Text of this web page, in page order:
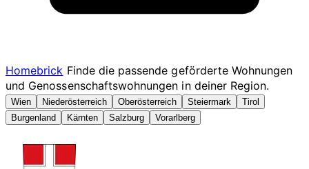
Homebrick Finde die passende geförderte Wohnungen
und Genossenschaftswohnungen in deiner Region.
Wien Niederösterreich Oberösterreich Steiermark
Tirol
Burgenland
Kärnten Salzburg Vorarlberg